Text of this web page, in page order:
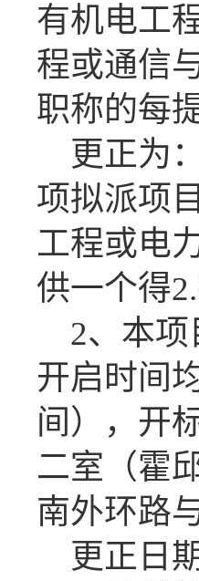
有机电工
程或通信
职称的每
更正为
项拟派项
工程或电
供一个得
2、本
开启时间
间），开
二室（霍
南外环路
更正日